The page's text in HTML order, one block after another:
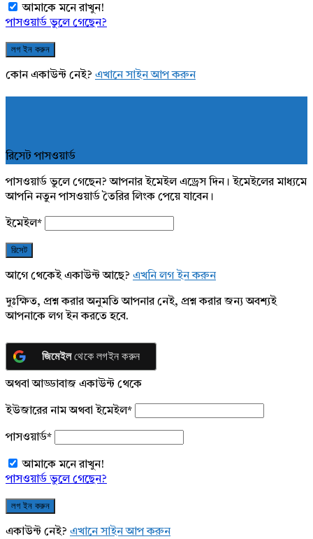
আমাকে মনে রাখুন!
পাসওয়ার্ড ভুলে গেছেন?
কোন একাউন্ট নেই? এখানে সাইন আপ করুন
রিসেট পাসওয়ার্ড
পাসওয়ার্ড ভুলে গেছেন? আপনার ইমেইল এড্রেস দিন। ইমেইলের মাধ্যমে
আপনি নতুন পাসওয়ার্ড তৈরির লিংক পেয়ে যাবেন।
ইমেইল*
আগে থেকেই একাউন্ট আছে? এখনি লগ ইন করুন
দুঃক্ষিত, প্রশ্ন করার অনুমতি আপনার নেই, প্রশ্ন করার জন্য অবশ্যই
আপনাকে লগ ইন করতে হবে.
জিমেইলথেকে লগইন করুন
অথবা আড্ডাবাজ একাউন্ট থেকে
ইউজারের নাম অথবা ইমেইল*
পাসওয়ার্ড*
আমাকে মনে রাখুন!
পাসওয়ার্ড ভুলে গেছেন?
একাউন্ট নেই? এখানে সাইন আপ করুন